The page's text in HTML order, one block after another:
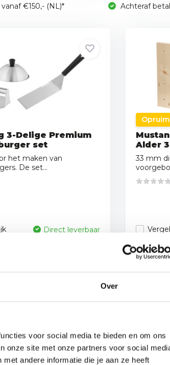
Over
voor social media te bieden en om ons
onze site met onze partners voor social
andere informatie die je aan ze heeft
€150,- (NL)* Achteraf
3-Delige Premium
set
het maken van
De set...
Direct leverbaar
Alder
33 mm
27,95
14,95